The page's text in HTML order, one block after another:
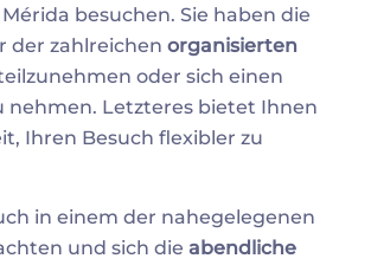
besuchen. Sie haben die
der zahlreichen organisierten
oder sich einen
nehmen. Letzteres bietet Ihnen
Ihren Besuch flexibler zu
in einem der nahegelegenen
und sich die abendliche